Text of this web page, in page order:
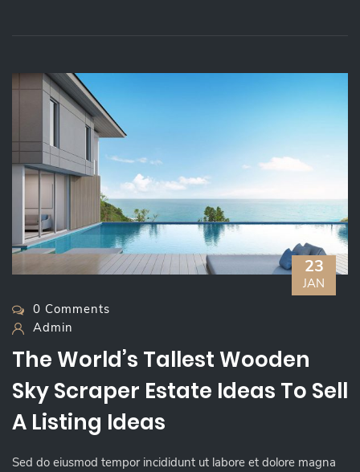
23
JAN
0 Comments
Admin
The World’s Tallest Wooden
Sky Scraper Estate Ideas To Sell
A Listing Ideas
Sed do eiusmod tempor incididunt ut labore et dolore magna